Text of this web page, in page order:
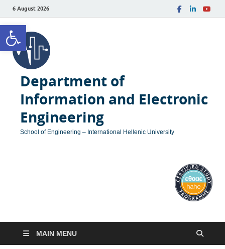
Open toolbar
6 August 2026
Department of
Information and Electronic
Engineering
School of Engineering – International Hellenic University
MAIN MENU